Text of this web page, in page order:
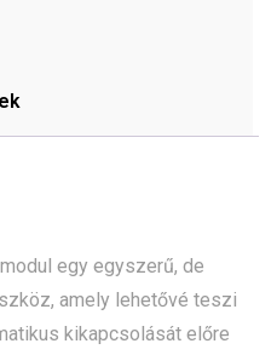
egy egyszerű, de
amely lehetővé teszi
kikapcsolását előre